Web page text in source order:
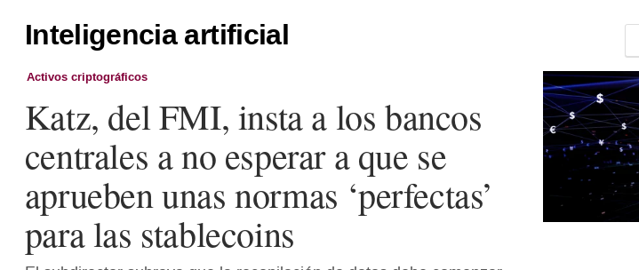
Inteligencia artificial
Activos criptográficos
Katz, del FMI, insta a los bancos
centrales a no esperar a que se
aprueben unas normas ‘perfectas’
para las stablecoins